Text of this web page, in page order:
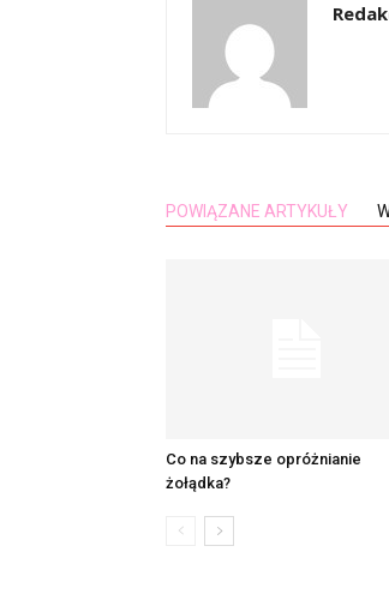
POWIĄZANE ARTYKUŁY
Co na szybsze opróżnianie
żołądka?